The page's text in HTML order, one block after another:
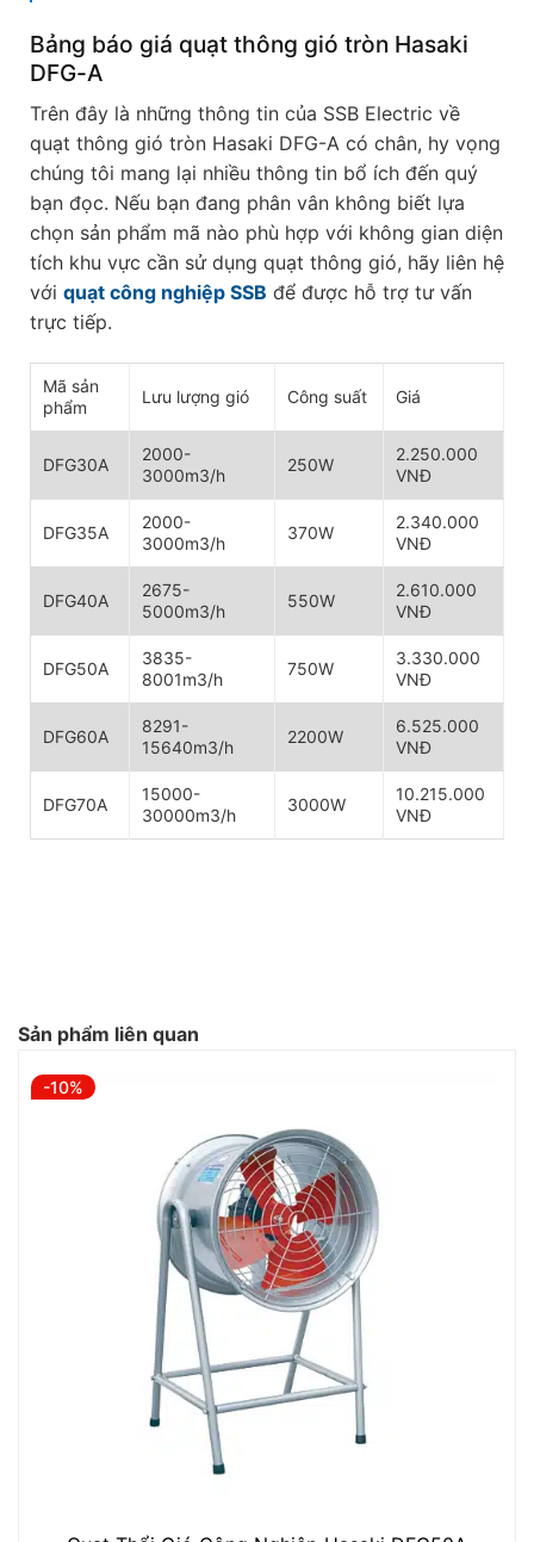
Bảng báo giá quạt thông gió tròn Hasaki
DFG-A
Trên đây là những thông tin của SSB Electric về
quạt thông gió tròn Hasaki DFG-A có chân, hy vọng
chúng tôi mang lại nhiều thông tin bổ ích đến quý
bạn đọc. Nếu bạn đang phân vân không biết lựa
chọn sản phẩm mã nào phù hợp với không gian diện
tích khu vực cần sử dụng quạt thông gió, hãy liên hệ
với quạt công nghiệp SSB để được hỗ trợ tư vấn
trực tiếp.
Mã sản
phẩm
Lưu lượng gió Công suất Giá
DFG30A
2000-
3000m3/h
250W
2.250.000
VNĐ
DFG35A
2000-
3000m3/h
370W
2.340.000
VNĐ
DFG40A
2675-
5000m3/h
550W
2.610.000
VNĐ
DFG50A
3835-
8001m3/h
750W
3.330.000
VNĐ
DFG60A
8291-
15640m3/h
2200W
6.525.000
VNĐ
DFG70A
15000-
30000m3/h
3000W
10.215.000
VNĐ
Sản phẩm liên quan
-10%